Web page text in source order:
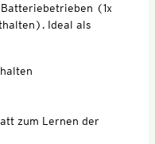
(1x
Ideal als
zum Lernen der